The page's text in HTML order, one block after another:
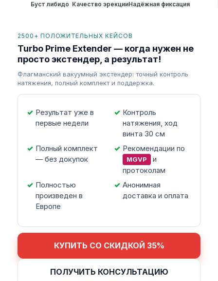
Буст либидо Качество эрекцииНадёжная фиксация
2500+ ПОЛОЖИТЕЛЬНЫХ КЕЙСОВ
Turbo Prime Extender — когда нужен не
просто экстендер, а результат!
Флагманский вакуумный экстендер: точный контроль
натяжения, полный комплект и поддержка.
Результат уже в
первые недели
Контроль
натяжения, ход
винта 30 см
Полный комплект
— без докупок
Рекомендации по
MGVP
и
протоколам
Полностью
произведен в
Европе
Анонимная
доставка и оплата
КУПИТЬ СО СКИДКОЙ 35%
ПОЛУЧИТЬ КОНСУЛЬТАЦИЮ